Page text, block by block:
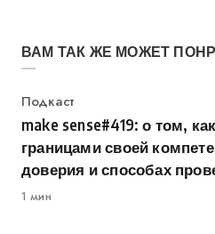
ВАМ ТАК ЖЕ МОЖЕТ
Категория
Подкаст
make sense#419: о том,
границами своей
доверия и способах
1 мин